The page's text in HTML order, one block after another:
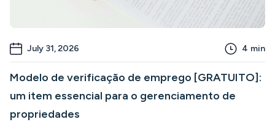
July 31, 2026 4 min
Modelo de verificação de emprego [GRATUITO]:
um item essencial para o gerenciamento de
propriedades